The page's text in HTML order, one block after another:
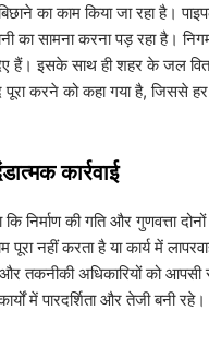
का काम किया जा रहा है।
का सामना करना पड़ रहा है।
हैं। इसके साथ ही शहर के जल
पूरा करने को कहा गया है, जिससे
कार्रवाई
निर्माण की गति और गुणवत्ता
पूरा नहीं करता है या कार्य में
और तकनीकी अधिकारियों को
में पारदर्शिता और तेजी बनी रहे।